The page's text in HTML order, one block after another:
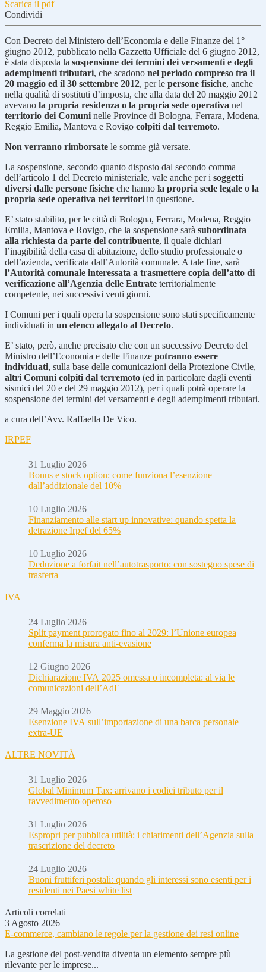
Scarica il pdf
Condividi
Con Decreto del Ministero dell’Economia e delle Finanze del 1°
giugno 2012, pubblicato nella Gazzetta Ufficiale del 6 giugno 2012,
è stata disposta la sospensione dei termini dei versamenti e degli
adempimenti tributari, che scadono nel periodo compreso tra il
20 maggio ed il 30 settembre 2012, per le persone fisiche, anche
nella qualità di sostituti d’imposta, che alla data del 20 maggio 2012
avevano la propria residenza o la propria sede operativa nel
territorio dei Comuni nelle Province di Bologna, Ferrara, Modena,
Reggio Emilia, Mantova e Rovigo colpiti dal terremoto.
Non verranno rimborsate le somme già versate.
La sospensione, secondo quanto disposto dal secondo comma
dell’articolo 1 del Decreto ministeriale, vale anche per i soggetti
diversi dalle persone fisiche che hanno la propria sede legale o la
propria sede operativa nei territori in questione.
E’ stato stabilito, per le città di Bologna, Ferrara, Modena, Reggio
Emilia, Mantova e Rovigo, che la sospensione sarà subordinata
alla richiesta da parte del contribuente, il quale dichiari
l’inagibilità della casa di abitazione, dello studio professionale o
dell’azienda, verificata dall’Autorità comunale. A tale fine, sarà
l’Autorità comunale interessata a trasmettere copia dell’atto di
verificazione all’Agenzia delle Entrate territorialmente
competente, nei successivi venti giorni.
I Comuni per i quali opera la sospensione sono stati specificamente
individuati in un elenco allegato al Decreto.
E’ stato, però, anche precisato che con un successivo Decreto del
Ministro dell’Economia e delle Finanze potranno essere
individuati, sulla base delle comunicazioni della Protezione Civile,
altri Comuni colpiti dal terremoto (ed in particolare dagli eventi
sismici del 20 e del 29 maggio 2012), per i quali potrà operare la
sospensione dei termini dei versamenti e degli adempimenti tributari.
a cura dell’Avv. Raffaella De Vico.
IRPEF
31 Luglio 2026
Bonus e stock option: come funziona l’esenzione
dall’addizionale del 10%
10 Luglio 2026
Finanziamento alle start up innovative: quando spetta la
detrazione Irpef del 65%
10 Luglio 2026
Deduzione a forfait nell’autotrasporto: con sostegno spese di
trasferta
IVA
24 Luglio 2026
Split payment prorogato fino al 2029: l’Unione europea
conferma la misura anti-evasione
12 Giugno 2026
Dichiarazione IVA 2025 omessa o incompleta: al via le
comunicazioni dell’AdE
29 Maggio 2026
Esenzione IVA sull’importazione di una barca personale
extra-UE
ALTRE NOVITÀ
31 Luglio 2026
Global Minimum Tax: arrivano i codici tributo per il
ravvedimento operoso
31 Luglio 2026
Espropri per pubblica utilità: i chiarimenti dell’Agenzia sulla
trascrizione del decreto
24 Luglio 2026
Buoni fruttiferi postali: quando gli interessi sono esenti per i
residenti nei Paesi white list
Articoli correlati
3 Agosto 2026
E-commerce, cambiano le regole per la gestione dei resi online
La gestione del post-vendita diventa un elemento sempre più
rilevante per le imprese...